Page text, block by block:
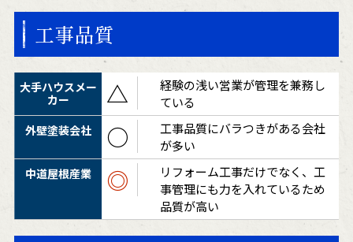
工事品質
△
経験の浅い営業が管理を兼務し
ている
○
工事品質にバラつきがある会社
が多い
◎
リフォーム工事だけでなく、工
事管理にも力を入れているため
品質が高い